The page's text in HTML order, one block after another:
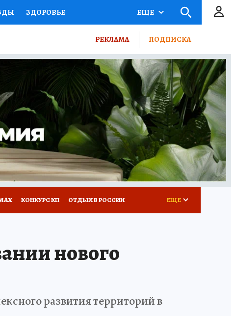
ЗДОРОВЬЕ
ПУТЕВОДИТЕЛЬ
ЖЕЛЕЗА ТУРИЗМ
ВСЕ О КП РАДИО КП
ЕЩЕ
РЕКЛАМА ПОДПИСКА
КОНКУРС КП ОТДЫХ В РОССИИ ЕЩЕ
нового
развития территорий в